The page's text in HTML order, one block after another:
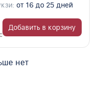
от 16 до 25 дней
Добавить в корзину
нет